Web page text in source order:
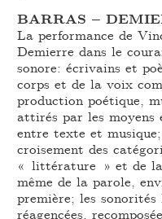
BARRAS –
La performance de
Demierre dans le
sonore: écrivains et
corps et de la voix
production poétique,
attirés par les moyens
entre texte et
croisement des
« littérature » et de
même de la parole,
première; les sonorités
réagencées,